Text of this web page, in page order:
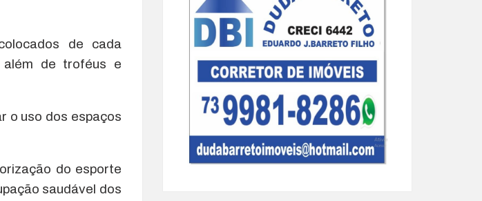
de cada
além de troféus e
o uso dos espaços
do esporte
saudável dos